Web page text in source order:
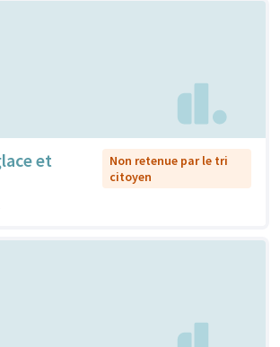
et
Non retenue par le tri
citoyen